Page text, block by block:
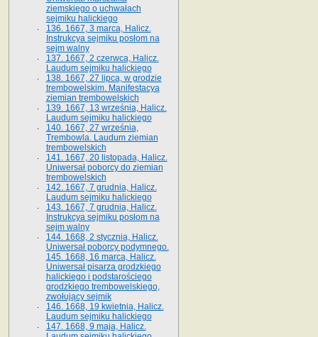
ziemskiego o uchwałach
sejmiku halickiego
136. 1667, 3 marca, Halicz.
Instrukcya sejmiku posłom na
sejm walny
137. 1667, 2 czerwca, Halicz.
Laudum sejmiku halickiego
138. 1667, 27 lipca, w grodzie
trembowelskim. Manifestacya
ziemian trembowelskich
139. 1667, 13 września, Halicz.
Laudum sejmiku halickiego
140. 1667, 27 września,
Trembowla. Laudum ziemian
trembowelskich
141. 1667, 20 listopada, Halicz.
Uniwersał poborcy do ziemian
trembowelskich
142. 1667, 7 grudnia, Halicz.
Laudum sejmiku halickiego
143. 1667, 7 grudnia, Halicz.
Instrukcya sejmiku posłom na
sejm walny
144. 1668, 2 stycznia, Halicz.
Uniwersał poborcy podymnego.
145. 1668, 16 marca, Halicz.
Uniwersał pisarza grodzkiego
halickiego i podstarościego
grodzkiego trembowelskiego,
zwołujący sejmik
146. 1668, 19 kwietnia, Halicz.
Laudum sejmiku halickiego
147. 1668, 9 maja, Halicz.